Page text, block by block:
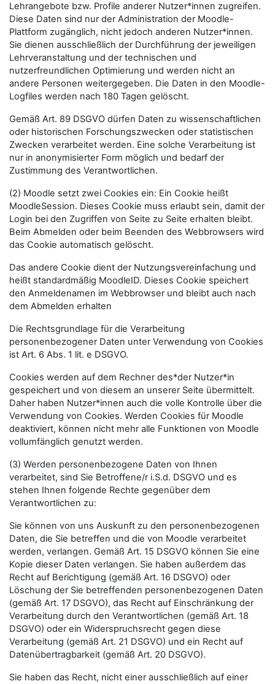
Lehrangebote bzw. Profile anderer Nutzer*innen zugreifen.
Diese Daten sind nur der Administration der Moodle-
Plattform zugänglich, nicht jedoch anderen Nutzer*innen.
Sie dienen ausschließlich der Durchführung der jeweiligen
Lehrveranstaltung und der technischen und
nutzerfreundlichen Optimierung und werden nicht an
andere Personen weitergegeben. Die Daten in den Moodle-
Logfiles werden nach 180 Tagen gelöscht.
Gemäß Art. 89 DSGVO dürfen Daten zu wissenschaftlichen
oder historischen Forschungszwecken oder statistischen
Zwecken verarbeitet werden. Eine solche Verarbeitung ist
nur in anonymisierter Form möglich und bedarf der
Zustimmung des Verantwortlichen.
(2) Moodle setzt zwei Cookies ein: Ein Cookie heißt
MoodleSession. Dieses Cookie muss erlaubt sein, damit der
Login bei den Zugriffen von Seite zu Seite erhalten bleibt.
Beim Abmelden oder beim Beenden des Webbrowsers wird
das Cookie automatisch gelöscht.
Das andere Cookie dient der Nutzungsvereinfachung und
heißt standardmäßig MoodleID. Dieses Cookie speichert
den Anmeldenamen im Webbrowser und bleibt auch nach
dem Abmelden erhalten
Die Rechtsgrundlage für die Verarbeitung
personenbezogener Daten unter Verwendung von Cookies
ist Art. 6 Abs. 1 lit. e DSGVO.
Cookies werden auf dem Rechner des*der Nutzer*in
gespeichert und von diesem an unserer Seite übermittelt.
Daher haben Nutzer*innen auch die volle Kontrolle über die
Verwendung von Cookies. Werden Cookies für Moodle
deaktiviert, können nicht mehr alle Funktionen von Moodle
vollumfänglich genutzt werden.
(3) Werden personenbezogene Daten von Ihnen
verarbeitet, sind Sie Betroffene/r i.S.d. DSGVO und es
stehen Ihnen folgende Rechte gegenüber dem
Verantwortlichen zu:
Sie können von uns Auskunft zu den personenbezogenen
Daten, die Sie betreffen und die von Moodle verarbeitet
werden, verlangen. Gemäß Art. 15 DSGVO können Sie eine
Kopie dieser Daten verlangen. Sie haben außerdem das
Recht auf Berichtigung (gemäß Art. 16 DSGVO) oder
Löschung der Sie betreffenden personenbezogenen Daten
(gemäß Art. 17 DSGVO), das Recht auf Einschränkung der
Verarbeitung durch den Verantwortlichen (gemäß Art. 18
DSGVO) oder ein Widerspruchsrecht gegen diese
Verarbeitung (gemäß Art. 21 DSGVO) und ein Recht auf
Datenübertragbarkeit (gemäß Art. 20 DSGVO).
Sie haben das Recht, nicht einer ausschließlich auf einer